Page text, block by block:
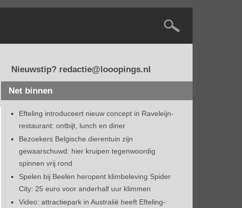
Nieuwstip? redactie@looopings.nl
Net binnen
Efteling introduceert nieuw concept in Raveleijn-
restaurant: ontbijt, lunch en diner
Bezoekers Belgische dierentuin zijn
gewaarschuwd: hier kruipen tegenwoordig
spinnen vrij rond
Spelen bij Beelen heropent klimbeleving Spider
City: 25 euro voor anderhalf uur klimmen
Video: attractiepark in Australië heeft Efteling-